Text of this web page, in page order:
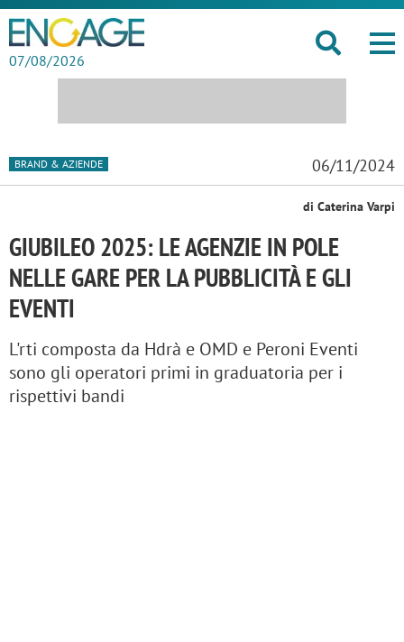
07/08/2026
BRAND & AZIENDE 06/11/2024
di Caterina Varpi
GIUBILEO 2025: LE AGENZIE IN POLE
NELLE GARE PER LA PUBBLICITÀ E GLI
EVENTI
L'rti composta da Hdrà e OMD e Peroni Eventi
sono gli operatori primi in graduatoria per i
rispettivi bandi